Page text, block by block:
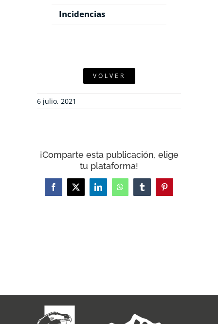
Incidencias
VOLVER
6 julio, 2021
¡Comparte esta publicación, elige
tu plataforma!
Facebook
X LinkedInWhatsAppTumblrPinterest